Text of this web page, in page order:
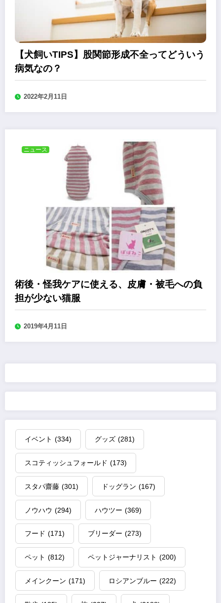
【犬飼いTIPS】股関節形成不全ってどういう
病気なの？
2022年2月11日
ニュース
術後・怪我ケアに使える、皮膚・被毛への負
担が少ない猫服
2019年4月11日
イベント (334) グッズ (281)
スコティッシュフォールド (173)
スタパ齋藤 (301) ドッグラン (167)
ノウハウ (294) ハウツー (369)
フード (171) ブリーダー (273)
ペット (812) ペットジャーナリスト (200)
メインクーン (171) ロシアンブルー (222)